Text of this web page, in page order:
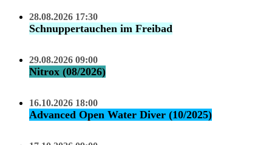
28.08.2026 17:30
Schnuppertauchen im Freibad
29.08.2026 09:00
Nitrox (08/2026)
16.10.2026 18:00
Advanced Open Water Diver (10/2025)